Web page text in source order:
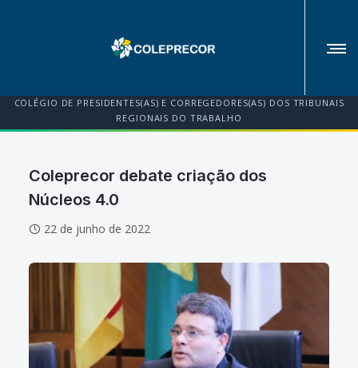
COLÉGIO DE PRESIDENTES(AS) E CORREGEDORES(AS) DOS TRIBUNAIS
REGIONAIS DO TRABALHO
Coleprecor debate criação dos
Núcleos 4.0
22 de junho de 2022